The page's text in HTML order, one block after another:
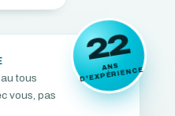
22
ANS
D'EXPÉRIENCE
tous
vous, pas